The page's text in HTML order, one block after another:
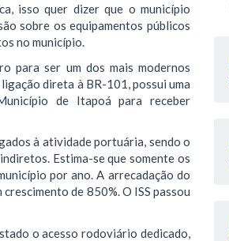
isso quer dizer que o município
sobre os equipamentos públicos
no município.
para ser um dos mais modernos
direta à BR-101, possui uma
de Itapoá para receber
à atividade portuária, sendo o
Estima-se que somente os
por ano. A arrecadação do
de 850%. O ISS passou
o acesso rodoviário dedicado,